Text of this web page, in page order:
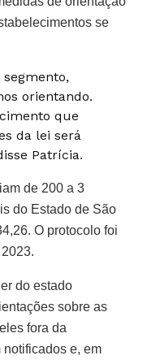
se
orientando.
que
da lei será
Patrícia.
de 200 a 3
do Estado de São
O protocolo foi
do estado
sobre as
fora da
e, em